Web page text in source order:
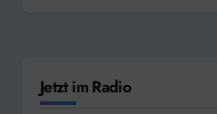
Jetzt im Radio